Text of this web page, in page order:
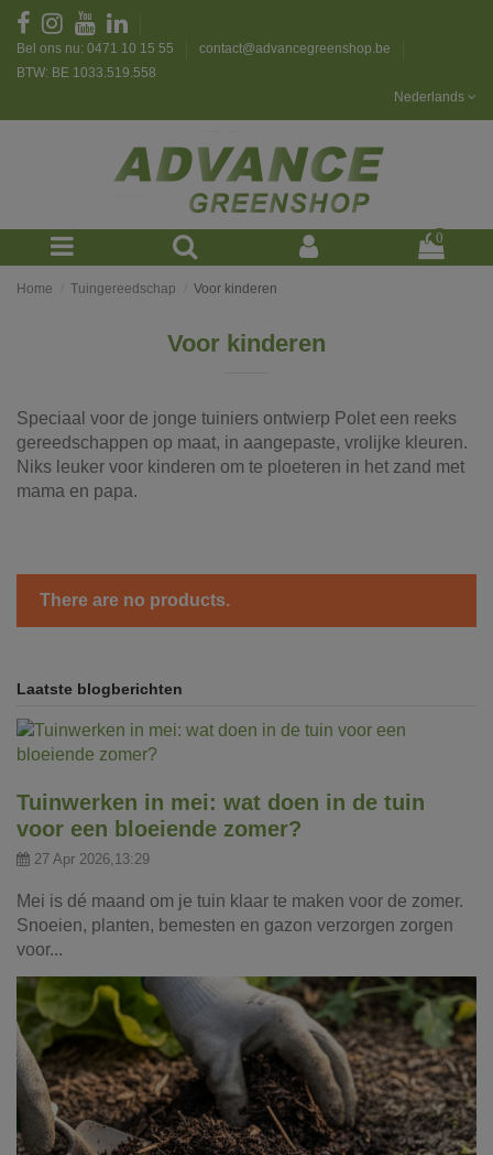
Bel ons nu: 0471 10 15 55
contact@advancegreenshop.be
BTW: BE 1033.519.558
Nederlands
0
Home Tuingereedschap Voor kinderen
Voor kinderen
Speciaal voor de jonge tuiniers ontwierp Polet een reeks
gereedschappen op maat, in aangepaste, vrolijke kleuren.
Niks leuker voor kinderen om te ploeteren in het zand met
mama en papa.
There are no products.
Laatste blogberichten
Tuinwerken in mei: wat doen in de tuin
voor een bloeiende zomer?
27 Apr 2026,13:29
Mei is dé maand om je tuin klaar te maken voor de zomer.
Snoeien, planten, bemesten en gazon verzorgen zorgen
voor...